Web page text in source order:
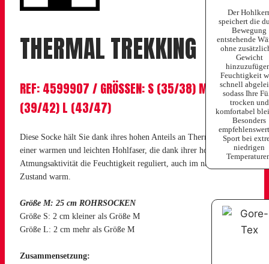
THERMAL TREKKING
REF: 4599907 / GRÖSSEN: S (35/38) M
(39/42) L (43/47)
Diese Socke hält Sie dank ihres hohen Anteils an Thermolite®,
einer warmen und leichten Hohlfaser, die dank ihrer hohen
Atmungsaktivität die Feuchtigkeit reguliert, auch im nassen
Zustand warm.
Größe M: 25 cm ROHRSOCKEN
Größe S: 2 cm kleiner als Größe M
Größe L: 2 cm mehr als Größe M
Zusammensetzung:
Der
speichert die
Bewegung
entstehende
ohne
Gewicht
Feuchtigkeit
schnell
sodass Ihre
trocken und
komfortabel
Besonders
Sport bei
niedrigen